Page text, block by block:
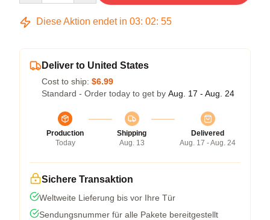
Diese Aktion endet in 03: 02: 54
Deliver to United States
Cost to ship: $6.99
Standard - Order today to get by Aug. 17 - Aug. 24
Production
Today
Shipping
Aug. 13
Delivered
Aug. 17 - Aug. 24
Sichere Transaktion
Weltweite Lieferung bis vor Ihre Tür
Sendungsnummer für alle Pakete bereitgestellt